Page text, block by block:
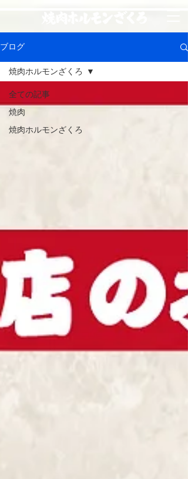
ブログ
全ての記事
焼肉
焼肉ホルモンざくろ
焼肉ホルモンざくろ